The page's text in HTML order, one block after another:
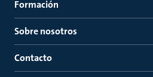
Formación
Sobre nosotros
Contacto